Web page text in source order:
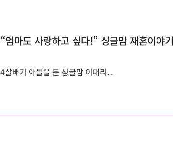
“엄마도 사랑하고 싶다!” 싱글맘 재혼이야기
4살배기 아들을 둔 싱글맘 이대리...